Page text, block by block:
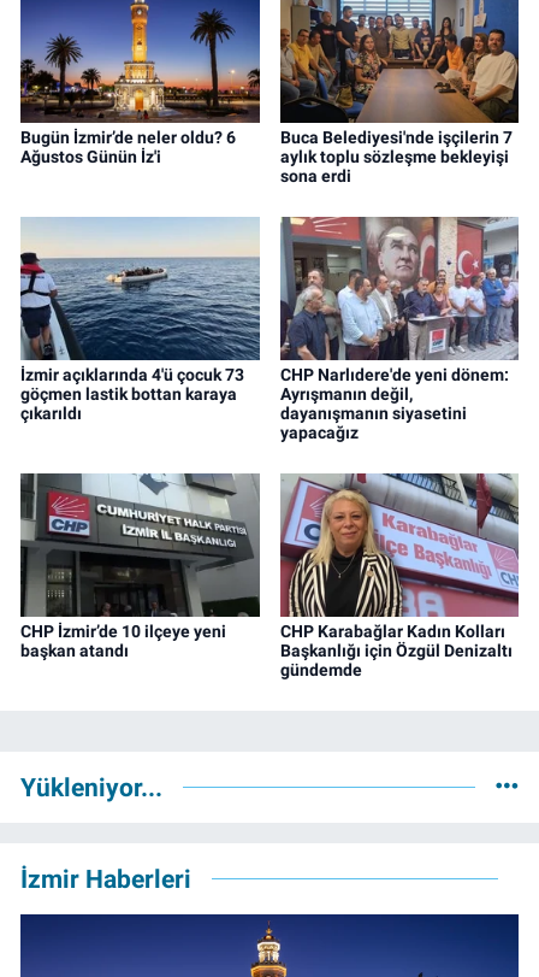
Bugün İzmir’de neler oldu? 6
Ağustos Günün İz'i
Buca Belediyesi'nde işçilerin 7
aylık toplu sözleşme bekleyişi
sona erdi
İzmir açıklarında 4'ü çocuk 73
göçmen lastik bottan karaya
çıkarıldı
CHP Narlıdere'de yeni dönem:
Ayrışmanın değil,
dayanışmanın siyasetini
yapacağız
CHP İzmir’de 10 ilçeye yeni
başkan atandı
CHP Karabağlar Kadın Kolları
Başkanlığı için Özgül Denizaltı
gündemde
Yükleniyor...
İzmir Haberleri